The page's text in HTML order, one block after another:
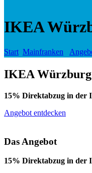
IKEA
Start Mainfranken
IKEA Würzburg
15% Direktabzug in der
Angebot entdecken
Das Angebot
15% Direktabzug in der